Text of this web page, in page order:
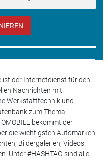
ist der Internetdienst für den
Nachrichten mit
Werkstatttechnik und
zum Thema
bekommt der
die wichtigsten Automarken
Bildergalerien, Videos
Unter #HASHTAG sind alle